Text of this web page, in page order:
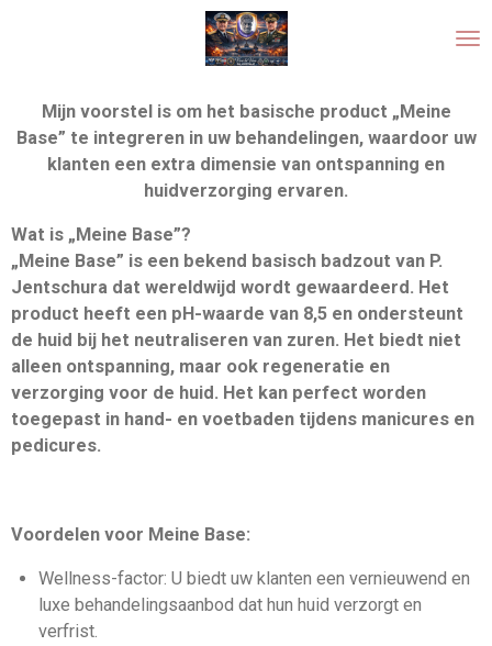
hoofdinhoud
Mijn voorstel is om het basische product „Meine
Base” te integreren in uw behandelingen, waardoor uw
klanten een extra dimensie van ontspanning en
huidverzorging ervaren.
Wat is „Meine Base”?
„Meine Base” is een bekend basisch badzout van P.
Jentschura dat wereldwijd wordt gewaardeerd. Het
product heeft een pH-waarde van 8,5 en ondersteunt
de huid bij het neutraliseren van zuren. Het biedt niet
alleen ontspanning, maar ook regeneratie en
verzorging voor de huid. Het kan perfect worden
toegepast in hand- en voetbaden tijdens manicures en
pedicures.
Voordelen voor Meine Base:
Wellness-factor: U biedt uw klanten een vernieuwend en
luxe behandelingsaanbod dat hun huid verzorgt en
verfrist.